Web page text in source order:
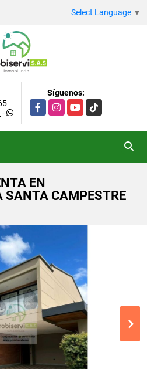
Select Language ▼
-
Síguenos:
FacebookInstagramYouTubeTikTok
EN
SANTA CAMPESTRE